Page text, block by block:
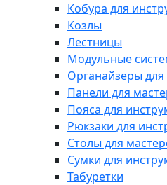
Кобура для
Козлы
Лестницы
Модульные
Органайзеры
Панели для
Пояса для
Рюкзаки для
Столы для
Сумки для
Табуретки